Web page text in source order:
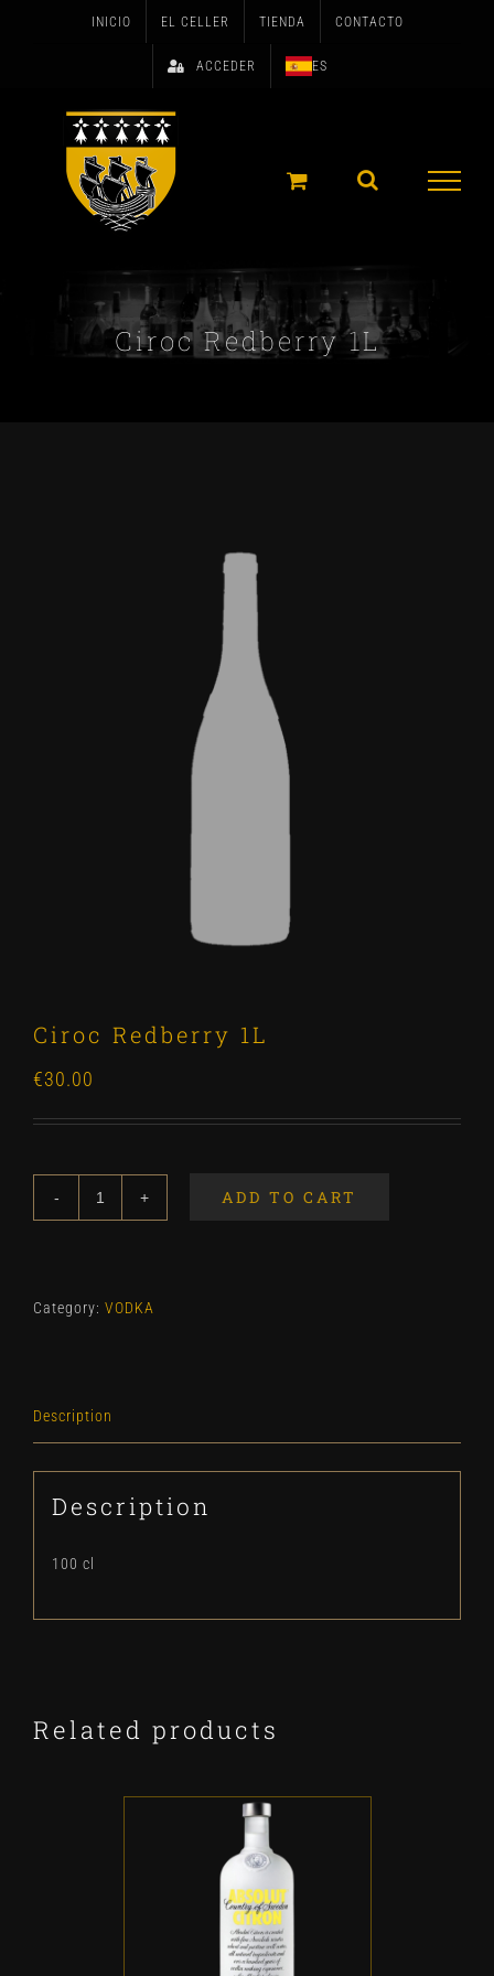
INICIO EL CELLER TIENDA CONTACTO
ACCEDER ES
Ciroc Redberry 1L
Ciroc Redberry 1L
€30.00
quantity
ADD TO CART
Category: VODKA
Description
Description
100 cl
Related products
ADD TO CART / DETALLES